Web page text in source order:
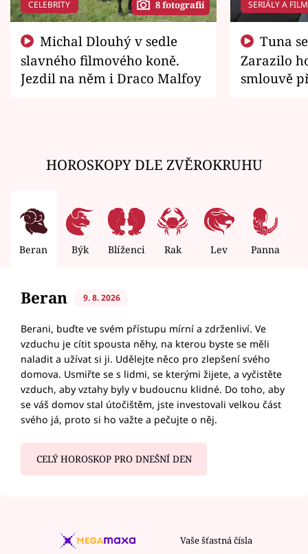
CELEBRITY 8 fotografií
slavného filmového koně.
Jezdil na něm i Draco Malfoy
SERIÁLY A
Zarazilo
smlouvě
HOROSKOPY DLE ZVĚROKRUHU
Beran Býk Blíženci Rak Lev Panna
Beran 9. 8. 2026
Berani, buďte ve svém přístupu mírní a zdrženliví. Ve
vzduchu je cítit spousta něhy, na kterou byste se měli
naladit a užívat si ji. Udělejte něco pro zlepšení svého
domova. Usmiřte se s lidmi, se kterými žijete, a vyčistěte
vzduch, aby vztahy byly v budoucnu klidné. Do toho, aby
se váš domov stal útočištěm, jste investovali velkou část
svého já, proto si ho važte a pečujte o něj.
CELÝ HOROSKOP PRO DNEŠNÍ DEN
Vaše šťastná čísla